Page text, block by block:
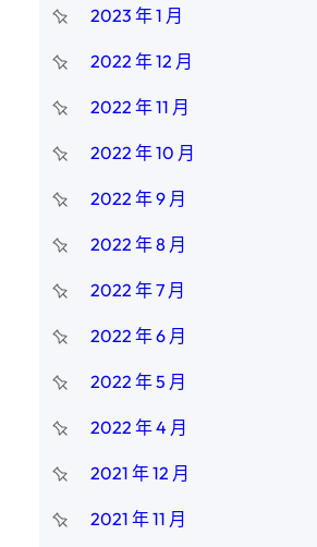
2023 年 1 月
2022 年 12 月
2022 年 11 月
2022 年 10 月
2022 年 9 月
2022 年 8 月
2022 年 7 月
2022 年 6 月
2022 年 5 月
2022 年 4 月
2021 年 12 月
2021 年 11 月